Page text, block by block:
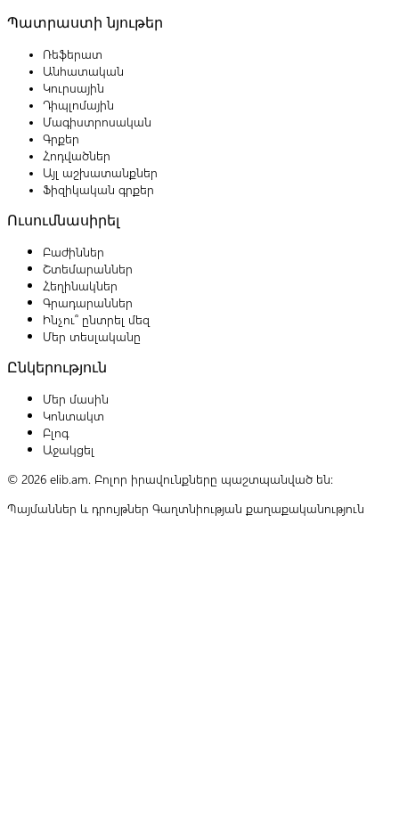
Պատրաստի նյութեր
Ռեֆերատ
Անհատական
Կուրսային
Դիպլոմային
Մագիստրոսական
Գրքեր
Հոդվածներ
Այլ աշխատանքներ
Ֆիզիկական գրքեր
Ուսումնասիրել
Բաժիններ
Շտեմարաններ
Հեղինակներ
Գրադարաններ
Ինչու՞ ընտրել մեզ
Մեր տեսլականը
Ընկերություն
Մեր մասին
Կոնտակտ
Բլոգ
Աջակցել
© 2026 elib.am. Բոլոր իրավունքները պաշտպանված են:
Պայմաններ և դրույթներ Գաղտնիության քաղաքականություն